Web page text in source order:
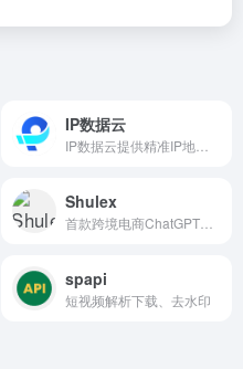
IP数据云
Shulex
spapi
短视频解析下载、去水印